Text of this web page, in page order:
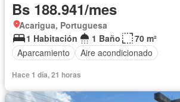
Bs 188.941/mes
Acarigua, Portuguesa
1 Habitación
1 Baño
70 m²
Aparcamiento
Aire acondicionado
Hace 1 día, 21 horas